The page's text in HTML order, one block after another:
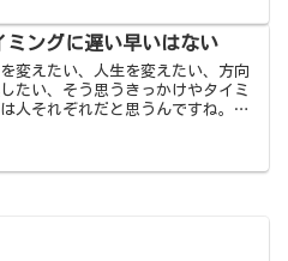
ミングに遅い早いはない
を変えたい、人生を変えたい、方向
たい、そう思うきっかけやタイミ
人それぞれだと思うんですね。２